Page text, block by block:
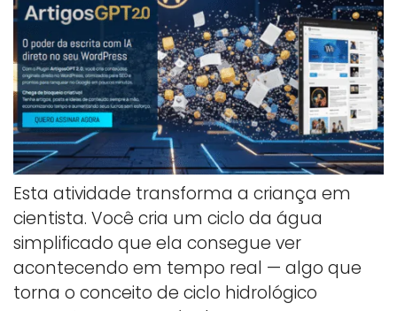
Esta atividade transforma a criança em
cientista. Você cria um ciclo da água
simplificado que ela consegue ver
acontecendo em tempo real — algo que
torna o conceito de ciclo hidrológico